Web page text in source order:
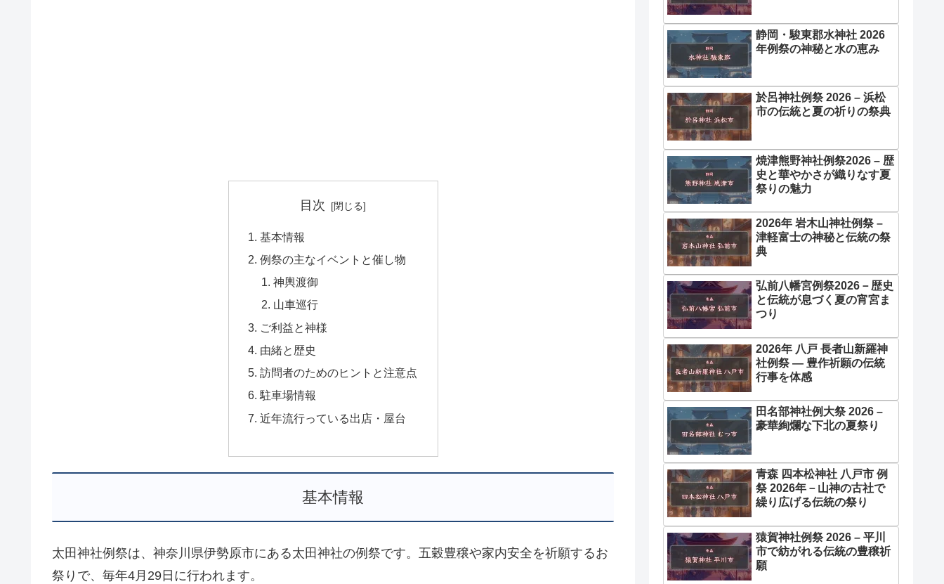
目次
基本情報
例祭の主なイベントと催し物
神輿渡御
山車巡行
ご利益と神様
由緒と歴史
訪問者のためのヒントと注意点
駐車場情報
近年流行っている出店・屋台
基本情報
太田神社例祭は、神奈川県伊勢原市にある太田神社の例祭です。五穀豊穣や家内安全を祈願するお
祭りで、毎年4月29日に行われます。
静岡・駿東郡水神社 2026
年例祭の神秘と水の恵み
於呂神社例祭 2026 – 浜松
市の伝統と夏の祈りの祭典
焼津熊野神社例祭2026 – 歴
史と華やかさが織りなす夏
祭りの魅力
2026年 岩木山神社例祭 –
津軽富士の神秘と伝統の祭
典
弘前八幡宮例祭2026－歴史
と伝統が息づく夏の宵宮ま
つり
2026年 八戸 長者山新羅神
社例祭 ― 豊作祈願の伝統
行事を体感
田名部神社例大祭 2026 –
豪華絢爛な下北の夏祭り
青森 四本松神社 八戸市 例
祭 2026年－山神の古社で
繰り広げる伝統の祭り
猿賀神社例祭 2026 – 平川
市で紡がれる伝統の豊穣祈
願